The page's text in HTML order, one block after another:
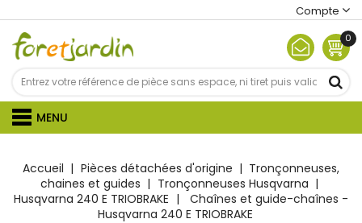
Compte
0
MENU
Accueil Pièces détachées d'origine
Tronçonneuses,
chaines et guides
Tronçonneuses Husqvarna
Husqvarna 240 E TRIOBRAKE
Chaînes et guide-chaînes -
Husqvarna 240 E TRIOBRAKE